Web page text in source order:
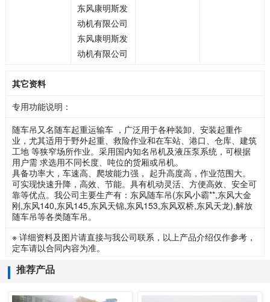
东风康明斯发
动机有限公司
东风康明斯发
动机有限公司
其它资料
专用功能说明：
随车吊又名随车起重运输车 ，广泛用于各种装卸、安装起重作
业，尤其适用于野外起重、救险作业和在车站、港口、仓库、建筑
工地 等狭窄场所作业。采用国内知名吊机及液压泵系统，可根据
用户需 求选用不同长度、吨位的货厢或吊机。
具备功率大，车速高、爬坡能力强， 起升高度高，作业范围大。
可实现快速升降，高效、节能。具有机动灵活、方便高效、安全可
靠等优点。我公司主要生产有：东风随车吊(东风小霸**,东风大金
刚,东风140,东风145,东风天锦,东风153,东风双桥,东风天龙),解放
随车吊等各类随车吊。
※ 详细资料及图片请直接与我公司联系，以上产品介绍仅作参考，
定车请以合同内容为准。
推荐产品